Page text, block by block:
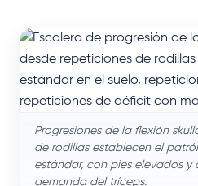
Progresiones de la flexión
de rodillas establecen el
estándar, con pies elevados
demanda del tríceps.